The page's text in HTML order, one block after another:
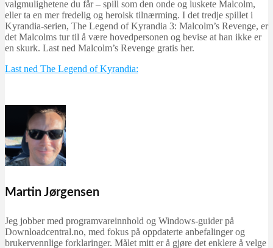
valgmulighetene du får – spill som den onde og luskete Malcolm,
eller ta en mer fredelig og heroisk tilnærming. I det tredje spillet i
Kyrandia-serien, The Legend of Kyrandia 3: Malcolm’s Revenge, er
det Malcolms tur til å være hovedpersonen og bevise at han ikke er
en skurk. Last ned Malcolm’s Revenge gratis her.
Last ned The Legend of Kyrandia:
Martin Jørgensen
Jeg jobber med programvareinnhold og Windows-guider på
Downloadcentral.no, med fokus på oppdaterte anbefalinger og
brukervennlige forklaringer. Målet mitt er å gjøre det enklere å velge